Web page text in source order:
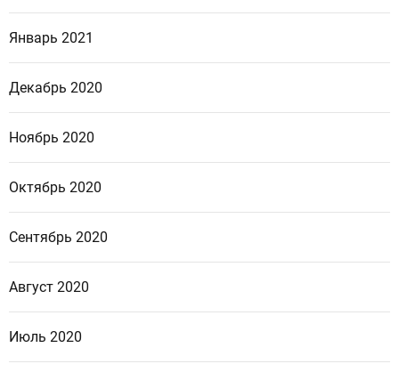
Январь 2021
Декабрь 2020
Ноябрь 2020
Октябрь 2020
Сентябрь 2020
Август 2020
Июль 2020